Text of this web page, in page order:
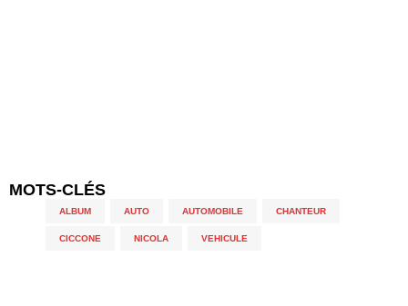
MOTS-CLÉS
ALBUM AUTO AUTOMOBILE CHANTEUR
CICCONE NICOLA VEHICULE